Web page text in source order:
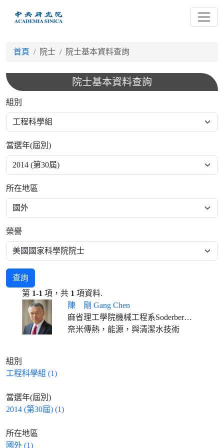
首頁 院士 院士基本資料查詢
院士基本資料查詢
組別
當選年(屆別)
所在地區
榮譽
查詢
第 1-1 項，共 1 項資料.
陳 剛 Gang Chen
麻省理工學院機械工程系Soderberg教授
奈米傳熱，能源，與清潔水技術
組別
工程科學組 (1)
當選年(屆別)
2014 (第30屆) (1)
所在地區
國外 (1)